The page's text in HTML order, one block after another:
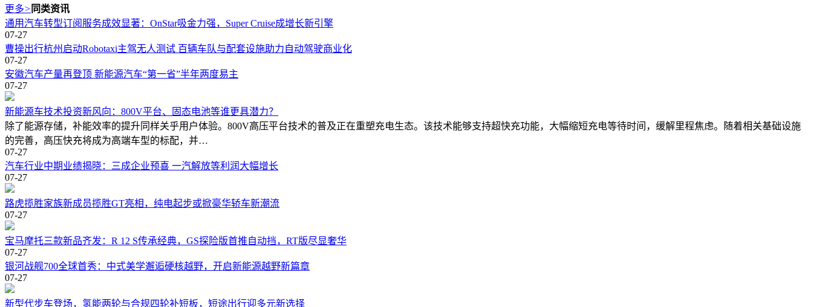
更多> 同类资讯
通用汽车转型订阅服务成效显著：OnStar吸金力强，Super Cruise成增长新引擎
07-27
曹操出行杭州启动Robotaxi主驾无人测试 百辆车队与配套设施助力自动驾驶商业化
07-27
安徽汽车产量再登顶 新能源汽车“第一省”半年两度易主
07-27
新能源车技术投资新风向：800V平台、固态电池等谁更具潜力？
除了能源存储，补能效率的提升同样关乎用户体验。800V高压平台技术的普及正在重塑充电生态。该技术能够支持超快充功能，大幅缩短充电等待时间，缓解里程焦虑。随着相关基础设施
的完善，高压快充将成为高端车型的标配，并…
07-27
汽车行业中期业绩揭晓：三成企业预喜 一汽解放等利润大幅增长
07-27
路虎揽胜家族新成员揽胜GT亮相，纯电起步或掀豪华轿车新潮流
07-27
宝马摩托三款新品齐发：R 12 S传承经典，GS探险版首推自动挡，RT版尽显奢华
07-27
银河战舰700全球首秀：中式美学邂逅硬核越野，开启新能源越野新篇章
07-27
新型代步车登场，氢能两轮与合规四轮补短板，短途出行迎多元新选择